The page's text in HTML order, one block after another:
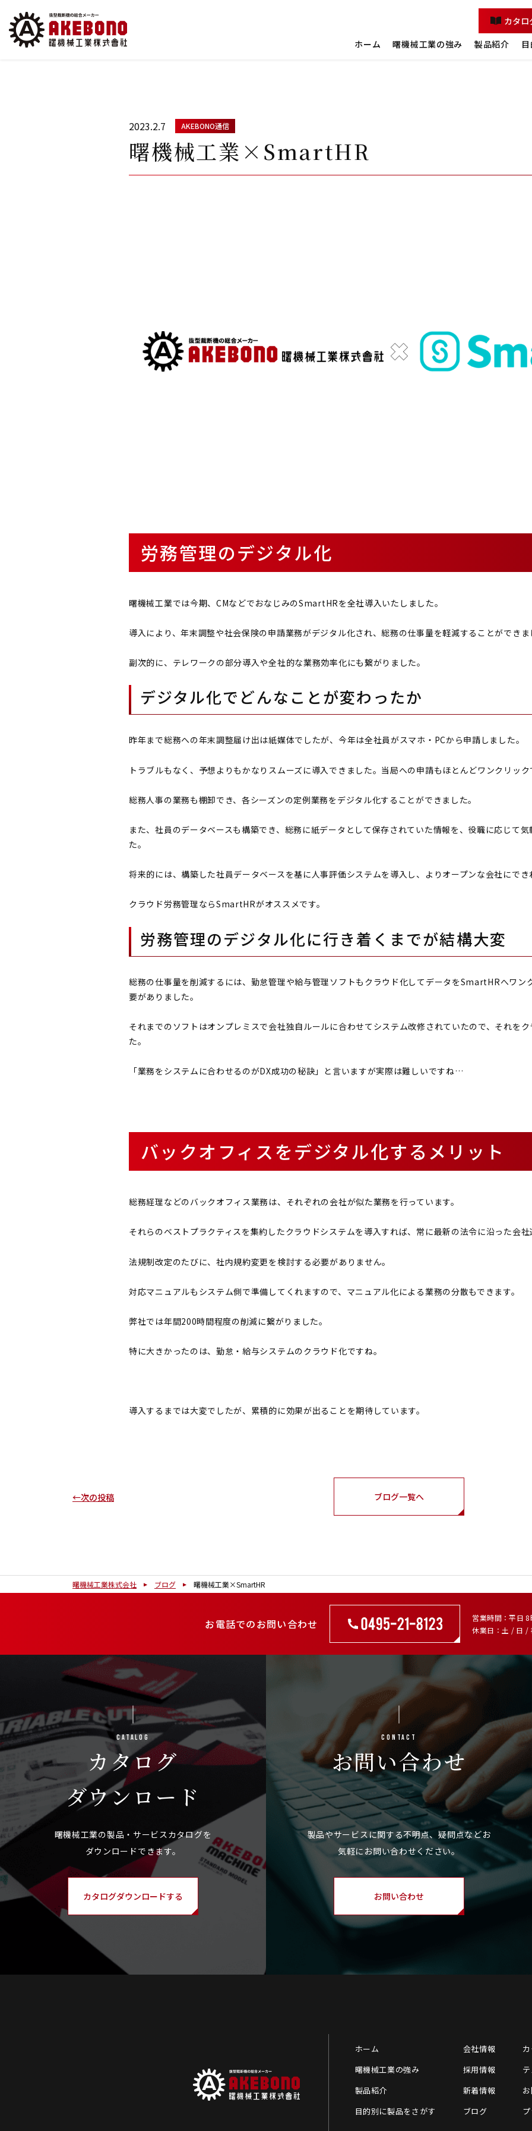
ホーム 曙機械工業の強み 製品紹介
カタロ
2023.2.7 AKEBONO通信
曙機械工業×SmartHR
労務管理のデジタル化
曙機械工業では今期、CMなどでおなじみのSmartHRを全社導入いたしました。
導入により、年末調整や社会保険の申請業務がデジタル化され、総務の仕事量を軽減することができま
副次的に、テレワークの部分導入や全社的な業務効率化にも繋がりました。
デジタル化でどんなことが変わったか
昨年まで総務への年末調整届け出は紙媒体でしたが、今年は全社員がスマホ・PCから申請しました。
トラブルもなく、予想よりもかなりスムーズに導入できました。当局への申請もほとんどワンクリック
総務人事の業務も棚卸でき、各シーズンの定例業務をデジタル化することができました。
また、社員のデータベースも構築でき、総務に紙データとして保存されていた情報を、役職に応じて
た。
将来的には、構築した社員データベースを基に人事評価システムを導入し、よりオープンな会社にでき
クラウド労務管理ならSmartHRがオススメです。
労務管理のデジタル化に行き着くまでが結構大変
総務の仕事量を削減するには、勤怠管理や給与管理ソフトもクラウド化してデータをSmartHRへワン
要がありました。
それまでのソフトはオンプレミスで会社独自ルールに合わせてシステム改修されていたので、それを
た。
「業務をシステムに合わせるのがDX成功の秘訣」と言いますが実際は難しいですね…
バックオフィスをデジタル化するメリット
総務経理などのバックオフィス業務は、それぞれの会社が似た業務を行っています。
それらのベストプラクティスを集約したクラウドシステムを導入すれば、常に最新の法令に沿った会社
法規制改定のたびに、社内規約変更を検討する必要がありません。
対応マニュアルもシステム側で準備してくれますので、マニュアル化による業務の分散もできます。
弊社では年間200時間程度の削減に繋がりました。
特に大きかったのは、勤怠・給与システムのクラウド化ですね。
導入するまでは大変でしたが、累積的に効果が出ることを期待しています。
←次の投稿 ブログ一覧へ
曙機械工業株式会社 ブログ 曙機械工業×SmartHR
お電話でのお問い合わせ 営業時間
平日
休業日
土 / 日 /
Catalog
カタログ
ダウンロード
カタログダウンロードする
Contact
お問い合わせ
お問い合わせ
ホーム
曙機械工業の強み
製品紹介
目的別に製品をさがす
会社情報
採用情報
新着情報
ブログ